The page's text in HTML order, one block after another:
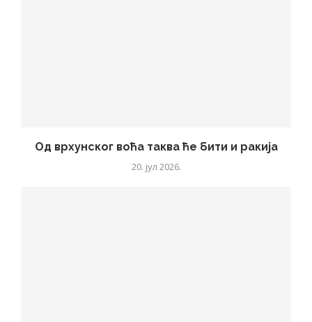
Од врхунског воћа таква ће бити и ракија
20. јул 2026.